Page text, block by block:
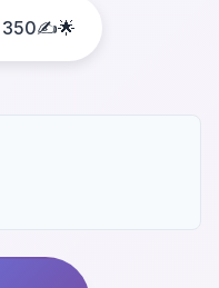
350✍️🌟